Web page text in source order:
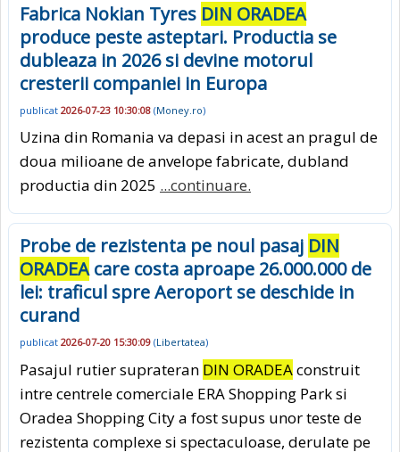
Fabrica Nokian Tyres DIN ORADEA
produce peste asteptari. Productia se
dubleaza in 2026 si devine motorul
cresterii companiei in Europa
publicat 2026-07-23 10:30:08 (Money.ro)
Uzina din Romania va depasi in acest an pragul de
doua milioane de anvelope fabricate, dubland
productia din 2025 ...continuare.
Probe de rezistenta pe noul pasaj DIN
ORADEAcare costa aproape 26.000.000 de
lei: traficul spre Aeroport se deschide in
curand
publicat 2026-07-20 15:30:09 (Libertatea)
Pasajul rutier suprateran DIN ORADEAconstruit
intre centrele comerciale ERA Shopping Park si
Oradea Shopping City a fost supus unor teste de
rezistenta complexe si spectaculoase, derulate pe